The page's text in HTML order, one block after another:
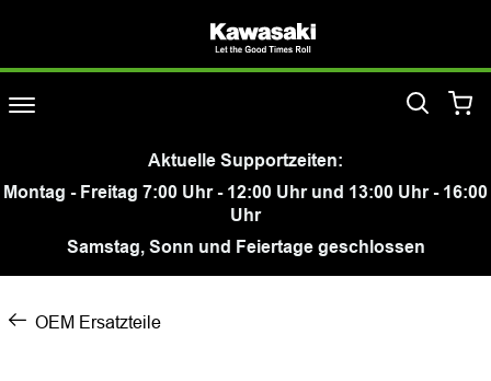
Aktuelle Supportzeiten:
Montag - Freitag 7:00 Uhr - 12:00 Uhr und 13:00 Uhr - 16:00
Uhr
Samstag, Sonn und Feiertage geschlossen
OEM Ersatzteile